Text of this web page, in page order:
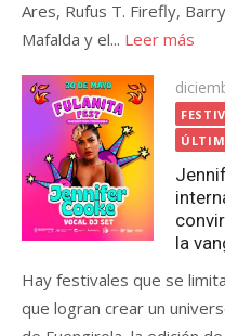
Ares, Rufus T. Firefly,
Mafalda y el... Leer más
el
la
Hay festivales que se
que logran crear un